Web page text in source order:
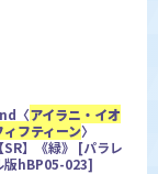
〈アイラニ・イオ
ィフティーン〉
【SR】《緑》 [パラレ
版hBP05-023]